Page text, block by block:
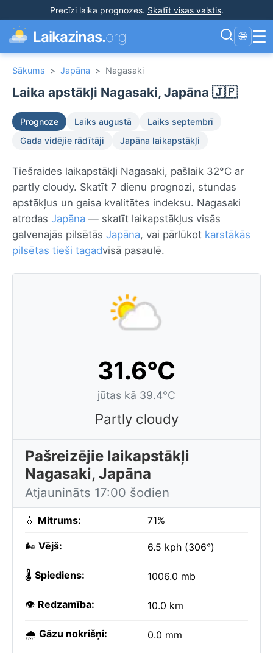
Precīzi laika prognozes. Skatīt visas valstis.
Laikazinas.org 🌐 ☰
Sākums > Japāna > Nagasaki
Laika apstākļi Nagasaki, Japāna 🇯🇵
Prognoze Laiks augustā
Laiks septembrī
Gada vidējie rādītāji
Japāna laikapstākļi
Tiešraides laikapstākļi Nagasaki, pašlaik 32°C ar
partly cloudy. Skatīt 7 dienu prognozi, stundas
apstākļus un gaisa kvalitātes indeksu. Nagasaki
atrodas Japāna — skatīt laikapstākļus visās
galvenajās pilsētās Japāna, vai pārlūkot karstākās
pilsētas tieši tagadvisā pasaulē.
31.6°C
jūtas kā 39.4°C
Partly cloudy
Pašreizējie laikapstākļi
Nagasaki, Japāna
Atjaunināts 17:00 šodien
💧 Mitrums: 71%
🌬️ Vējš: 6.5 kph (306°)
🌡️ Spiediens: 1006.0 mb
👁️ Redzamība: 10.0 km
🌧️ Gāzu nokrišņi: 0.0 mm